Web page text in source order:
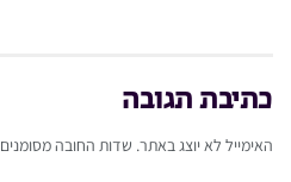
כתיבת תגובה
האימייל לא יוצג באתר. שדות החובה מסומנים